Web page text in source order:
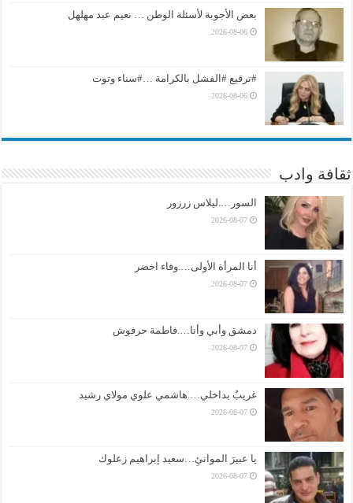
بعض الأجوبة لأسئلة الوطن … نعيم عبد مهلهل
2026-08-06
#ترقيع #الفشل بالكرامة …#سناء وتوت
2026-08-06
ثقافة وادب
السور….ليلاس زرزور
2026-08-07
أنا المرأة الأولى….وفاء اخضر
2026-08-07
دمشق وأبي وأنا….فاطمة حرفوش
2026-08-07
غريبٌ بداخلي….هاشمي علوي مولاي رشيد
2026-08-07
يا عبيرَ الموانئِ…سعيد إبراهيم زعلوك
2026-08-07